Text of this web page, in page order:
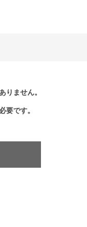
りません。
要です。